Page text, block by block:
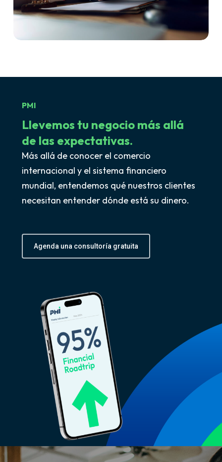
PMI
Llevemos tu negocio más allá
de las expectativas.
Más allá de conocer el comercio
internacional y el sistema financiero
mundial, entendemos qué nuestros clientes
necesitan entender dónde está su dinero.
Agenda una consultoría gratuita